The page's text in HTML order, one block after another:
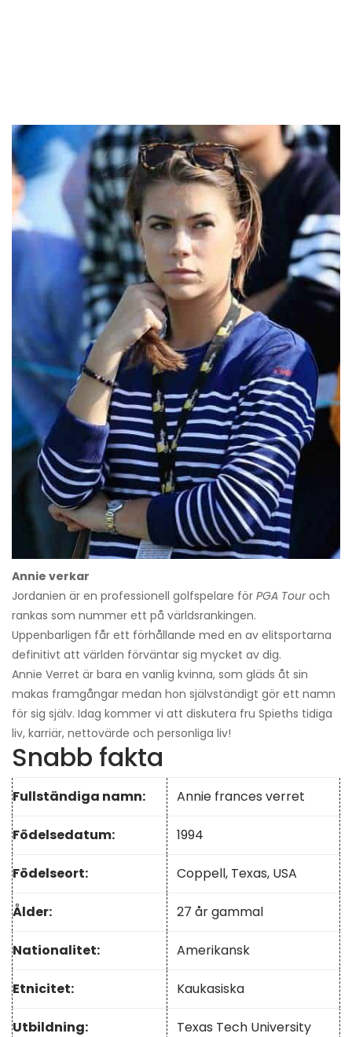
Annie verkar
Jordanien är en professionell golfspelare för PGA Touroch
rankas som nummer ett på världsrankingen.
Uppenbarligen får ett förhållande med en av elitsportarna
definitivt att världen förväntar sig mycket av dig.
Annie Verret är bara en vanlig kvinna, som gläds åt sin
makas framgångar medan hon självständigt gör ett namn
för sig själv. Idag kommer vi att diskutera fru Spieths tidiga
liv, karriär, nettovärde och personliga liv!
Snabb fakta
Fullständiga namn: Annie frances verret
Födelsedatum: 1994
Födelseort: Coppell, Texas, USA
Ålder: 27 år gammal
Nationalitet: Amerikansk
Etnicitet: Kaukasiska
Utbildning: Texas Tech University